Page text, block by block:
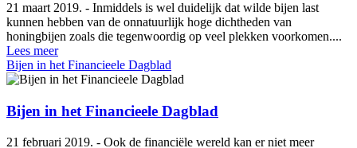
21 maart 2019. - Inmiddels is wel duidelijk dat wilde bijen last
kunnen hebben van de onnatuurlijk hoge dichtheden van
honingbijen zoals die tegenwoordig op veel plekken voorkomen....
Lees meer
Bijen in het Financieele Dagblad
Bijen in het Financieele Dagblad
21 februari 2019. - Ook de financiële wereld kan er niet meer